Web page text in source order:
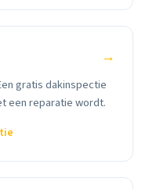
→
gratis dakinspectie
een reparatie wordt.